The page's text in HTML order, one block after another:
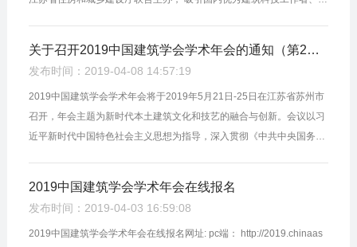
关于召开2019中国建筑学会学术年会的通知（第2号）
发布时间：2019-04-08 14:57:19
2019中国建筑学会学术年会将于2019年5月21日-25日在江苏省苏州市
召开，年会主题为新时代本土建筑文化和技艺的融合与创新。会议以习
近平新时代中国特色社会主义思想为指导，深入贯彻《中共中央国务院
2019中国建筑学会学术年会在线报名
发布时间：2019-04-03 16:59:08
2019中国建筑学会学术年会在线报名网址: pc端： http://2019.chinaas